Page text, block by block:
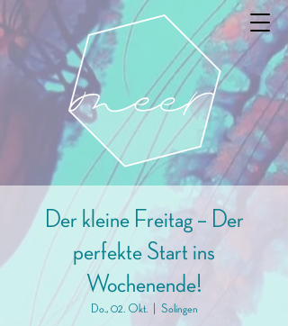
Der kleine Freitag – Der
perfekte Start ins
Wochenende!
Do., 02. Okt.
  |
Solingen